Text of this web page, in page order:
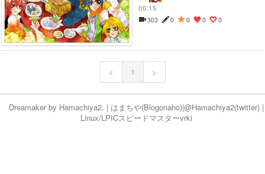
00:15
303 0 0 0 0
< 1 >
Dreamaker by Hamachiya2. | はまちや(Blogonaho)|@Hamachiya2(twitter) |
Linux/LPICスピードマスターvrki